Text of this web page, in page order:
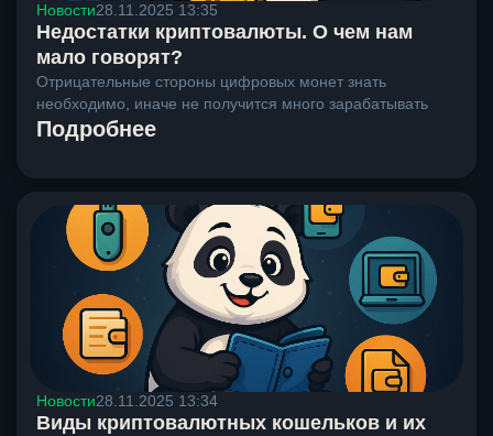
Новости28.11.2025 13:35
Недостатки криптовалюты. О чем нам
мало говорят?
Отрицательные стороны цифровых монет знать
необходимо, иначе не получится много зарабатывать
Подробнее
Новости28.11.2025 13:34
Виды криптовалютных кошельков и их